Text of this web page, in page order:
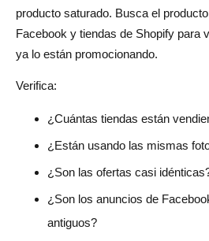
producto saturado. Busca el
Facebook y tiendas de Shopify para
ya lo están promocionando.
Verifica:
¿Cuántas tiendas están
¿Están usando las mismas
¿Son las ofertas casi
¿Son los anuncios de
antiguos?